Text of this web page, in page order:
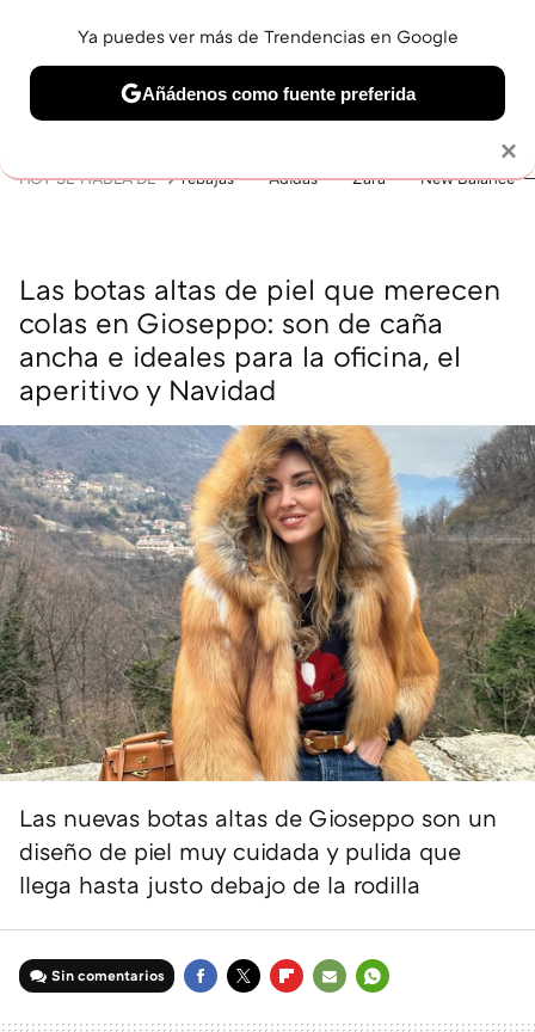
BELLEZA SHOPPING VIAJES GASTRO SNEAKERS
HOY SE HABLA DE rebajas Adidas Zara New Balance
Las botas altas de piel que merecen
colas en Gioseppo: son de caña
ancha e ideales para la oficina, el
aperitivo y Navidad
Las nuevas botas altas de Gioseppo son un
diseño de piel muy cuidada y pulida que
llega hasta justo debajo de la rodilla
Sin comentarios
×
Ya puedes ver más de Trendencias en Google
Añádenos como fuente preferida